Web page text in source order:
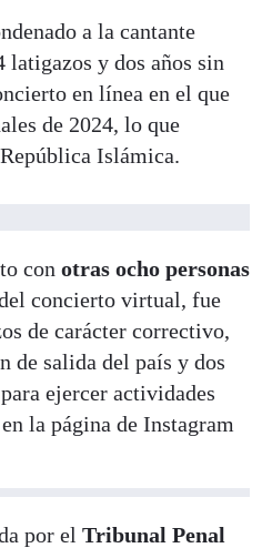
a la cantante
latigazos y dos años sin
en línea en el que
de 2024, lo que
Islámica.
con otras ocho personas
concierto virtual, fue
de carácter correctivo,
de salida del país y dos
ejercer actividades
la página de Instagram
por el Tribunal Penal